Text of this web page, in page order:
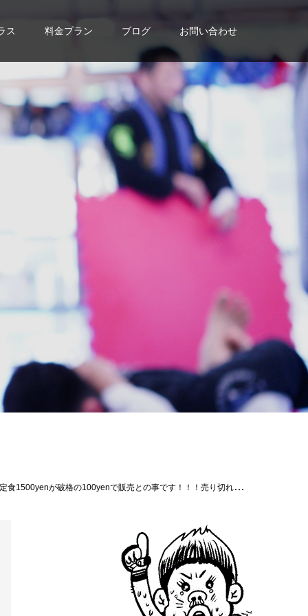
ス 料金プラン ブログ お問い合わせ
ぶんやへGO！！！#きぶんや#パラエストラ #沖縄 #那覇 #与儀 #MMA #shooto #コザ #総合格闘技 #修斗 #キックボクシング #柔術 #jiujitsu #ダイエット